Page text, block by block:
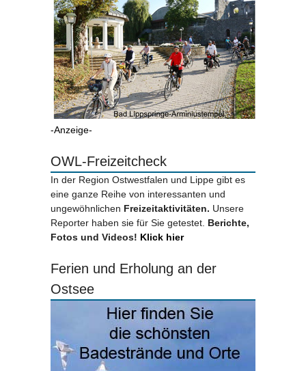
-Anzeige-
OWL-Freizeitcheck
In der Region Ostwestfalen und Lippe gibt es
eine ganze Reihe von interessanten und
ungewöhnlichen Freizeitaktivitäten. Unsere
Reporter haben sie für Sie getestet. Berichte,
Fotos und Videos! Klick hier
Ferien und Erholung an der
Ostsee